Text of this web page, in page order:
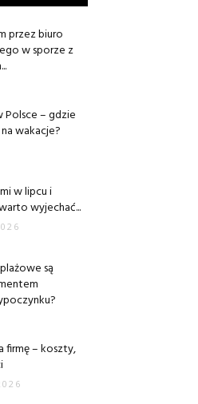
przez biuro
w sporze z
Polsce – gdzie
wakacje?
w lipcu i
wyjechać...
są
firmę – koszty,